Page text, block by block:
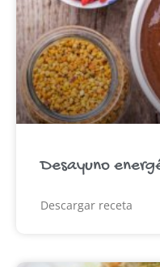
Desayuno
Descargar receta